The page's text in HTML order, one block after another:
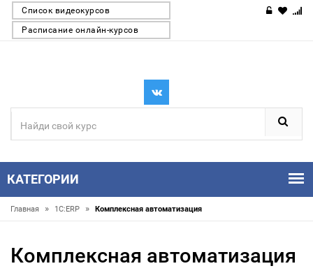
Список видеокурсов
Расписание онлайн-курсов
КАТЕГОРИИ
Главная » 1С:ERP » Комплексная автоматизация
Комплексная автоматизация